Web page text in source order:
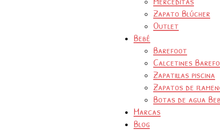
Zapato Blúcher
Outlet
Bebé
Barefoot
Calcetines
Zapatillas piscina
Zapatos de
Botas de agua
Marcas
Blog